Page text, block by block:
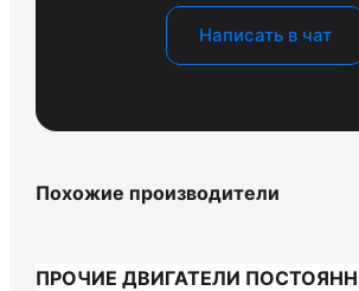
Написать в чат
Похожие производители
ПРОЧИЕ ДВИГАТЕЛИ